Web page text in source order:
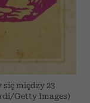
między 23
Getty Images)